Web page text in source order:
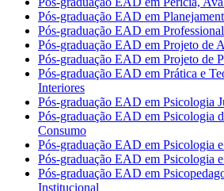
Pós-graduação EAD em
Pós-graduação EAD em
Pós-graduação EAD em Projeto de
Pós-graduação EAD em Projeto de
Pós-graduação EAD em Prática e
Interiores
Pós-graduação EAD em Psicologia
Pós-graduação EAD em Psicologia
Consumo
Pós-graduação EAD em Psicologia
Pós-graduação EAD em Psicologia
Pós-graduação EAD em
Institucional